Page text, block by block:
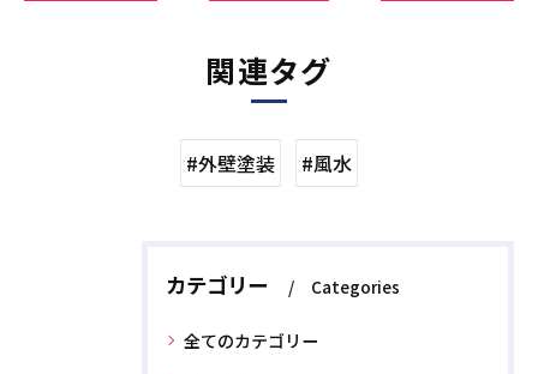
関連タグ
#外壁塗装 #風水
カテゴリー Categories
全てのカテゴリー